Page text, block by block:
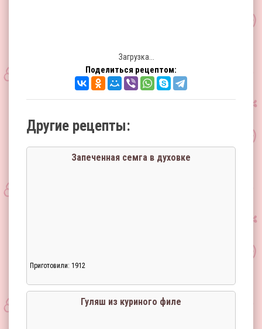
Загрузка...
Поделиться рецептом:
Другие рецепты:
Запеченная семга в духовке
Приготовили: 1912
Гуляш из куриного филе